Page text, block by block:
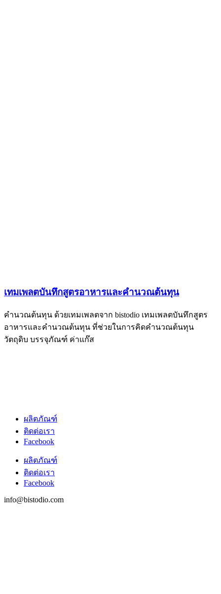
เทมเพลตบันทึกสูตรอาหารและคำนวณต้นทุน
คำนวณต้นทุน ด้วยเทมเพลตจาก bistodio เทมเพลตบันทึกสูตร
อาหารและคำนวณต้นทุน ที่ช่วยในการคิดคำนวณต้นทุน
วัตถุดิบ บรรจุภัณฑ์ ค่าแก๊ส
ผลิตภัณฑ์
ติดต่อเรา
Facebook
ผลิตภัณฑ์
ติดต่อเรา
Facebook
info@bistodio.com